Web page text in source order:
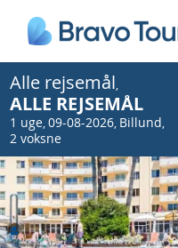
Alle rejsemål,
ALLE REJSEMÅL
1 uge,09-08-2026, Billund,
2 voksne
Prev